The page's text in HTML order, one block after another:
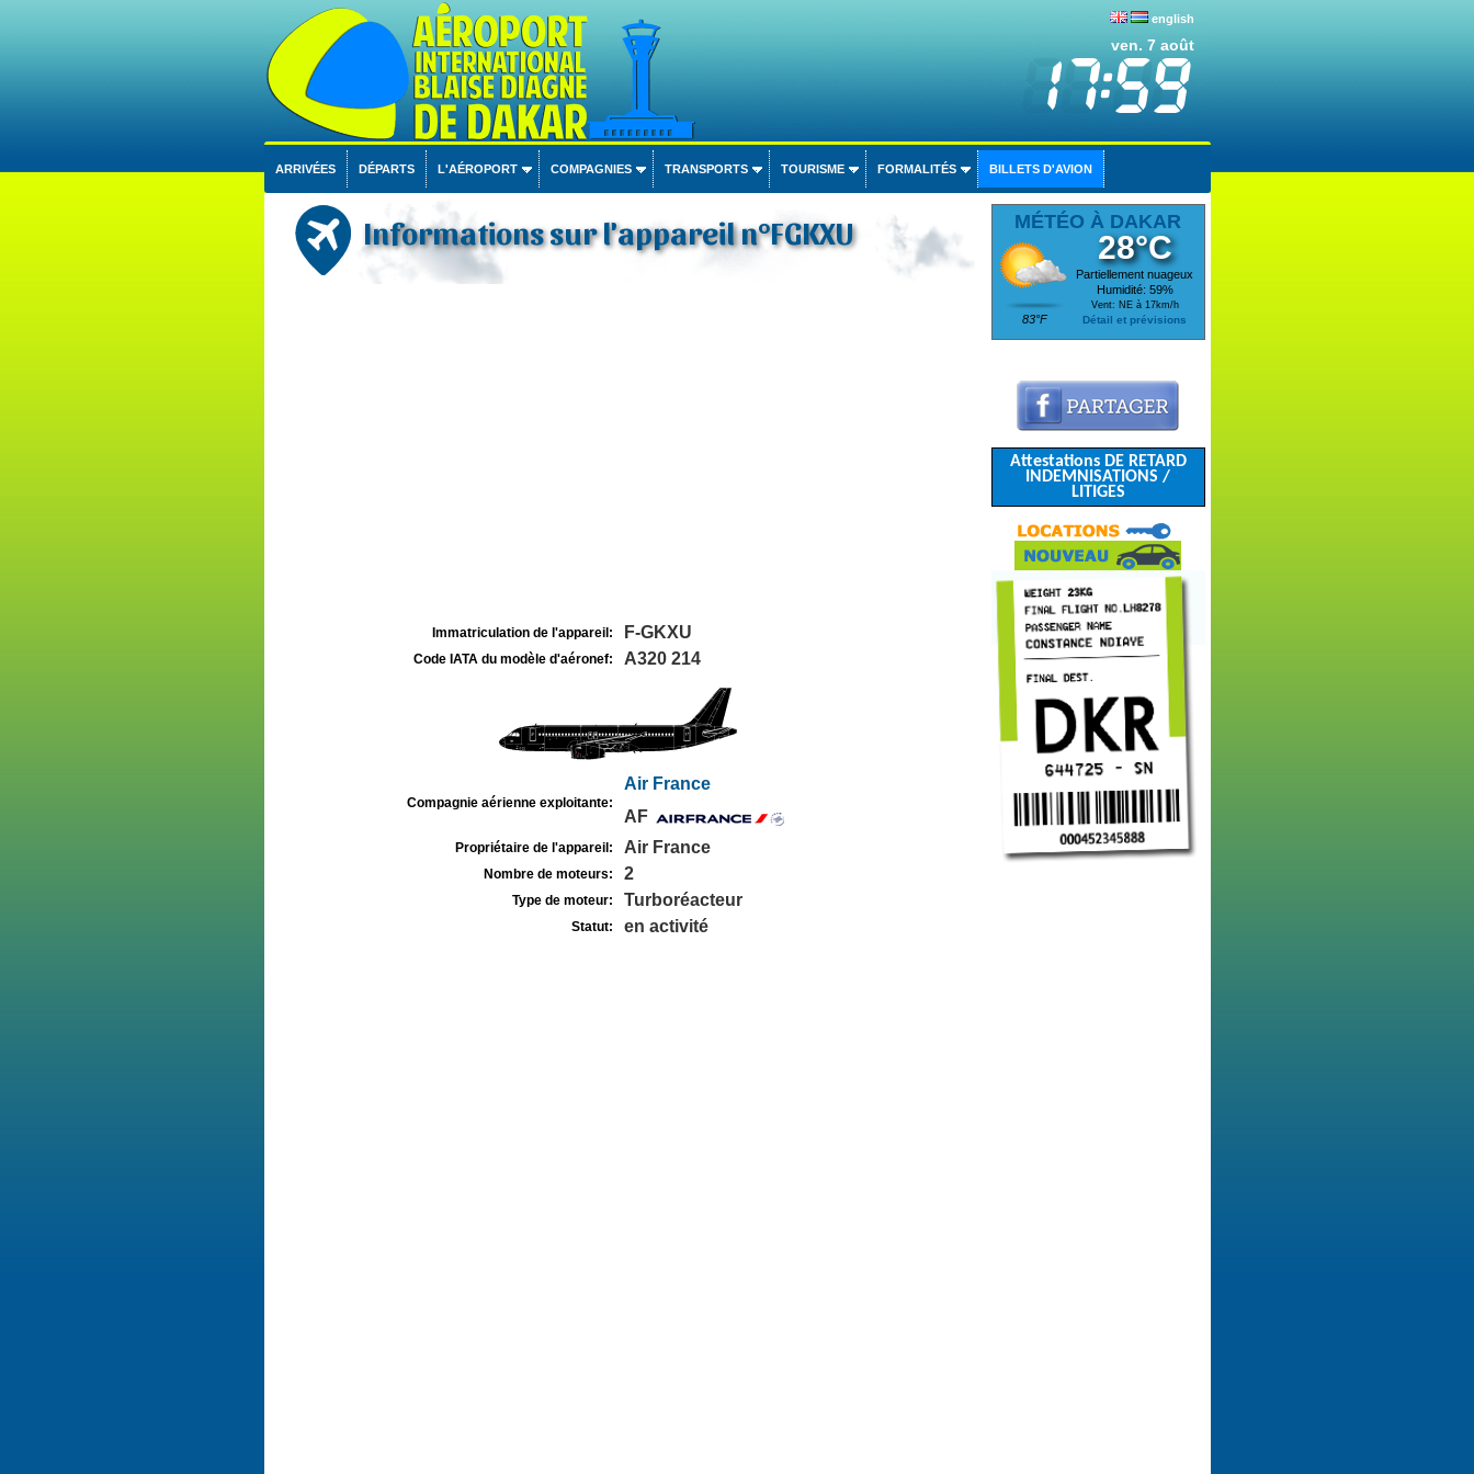
english
ven. 7 août
ARRIVÉES DÉPARTS L'AÉROPORT COMPAGNIES TRANSPORTS TOURISME FORMALITÉS BILLETS D'AVION
Informations sur l'appareil n°FGKXU
Immatriculation de l'appareil: F-GKXU
Code IATA du modèle d'aéronef: A320 214
Compagnie aérienne exploitante:
Air France
AF
Propriétaire de l'appareil: Air France
Nombre de moteurs: 2
Type de moteur: Turboréacteur
Statut: en activité
MÉTÉO À DAKAR
83°F
28°C
Partiellement nuageux
Humidité: 59%
Vent: NE à 17km/h
Détail et prévisions
Attestations DE RETARD
INDEMNISATIONS /
LITIGES